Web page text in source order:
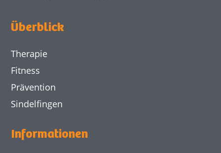
Überblick
Therapie
Fitness
Prävention
Sindelfingen
Informationen